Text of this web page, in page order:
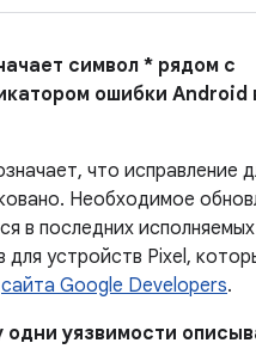
символ * рядом с
ошибки Android
что исправление
Необходимое
в последних
для устройств Pixel,
сайта Google Developers.
одни уязвимости